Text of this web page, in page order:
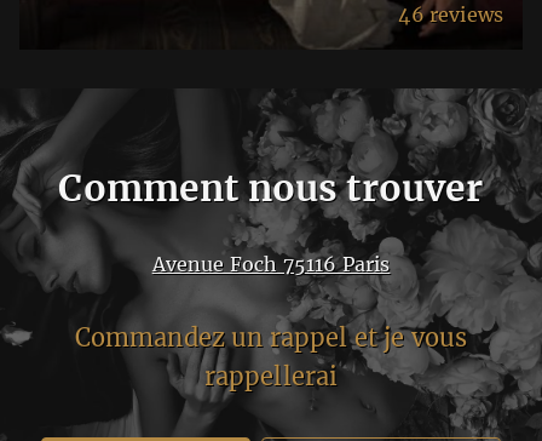
46 reviews
Comment nous trouver
Avenue Foch 75116 Paris
Commandez un rappel et je vous
rappellerai